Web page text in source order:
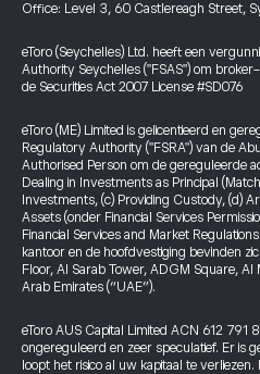
Office: Level 3, 60 Castlereagh Street,
eToro (Seychelles) Ltd. heeft een
Authority Seychelles ("FSAS") om
de Securities Act 2007 License #SD076
eToro (ME) Limited is gelicentieerd en
Regulatory Authority ("FSRA") van de
Authorised Person om de gereguleerde
Dealing in Investments as Principal
Investments, (c) Providing Custody, (d)
Assets (onder Financial Services
Financial Services and Market
kantoor en de hoofdvestiging bevinden
Floor, Al Sarab Tower, ADGM Square,
Arab Emirates (“UAE”).
eToro AUS Capital Limited ACN 612 791
ongereguleerd en zeer speculatief. Er is
loopt het risico al uw kapitaal te verliezen.